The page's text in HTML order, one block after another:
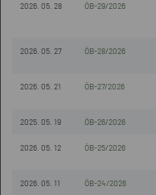
2026. 05. 28 ÖB-29/2026
2026. 05. 27 ÖB-28/2026
2026. 05. 21 ÖB-27/2026
2025. 05. 19 ÖB-26/2026
2026. 05. 12 ÖB-25/2026
2026. 05. 11 ÖB-24/2026